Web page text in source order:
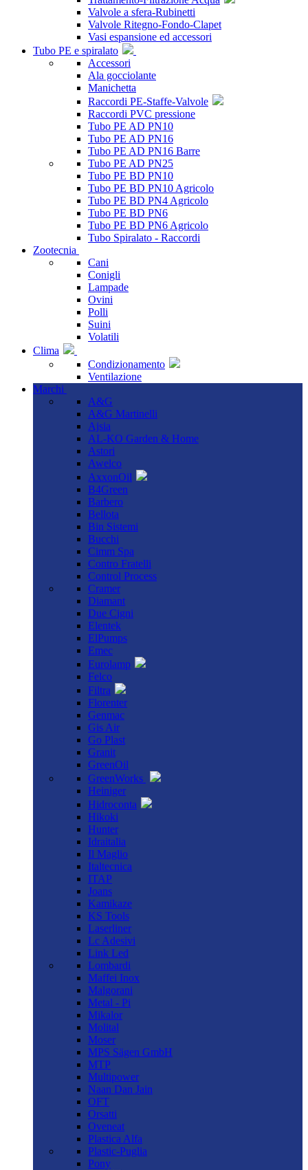
Valvole a sfera-Rubinetti
Valvole Ritegno-Fondo-Clapet
Vasi espansione ed accessori
Tubo PE e spiralato
Accessori
Ala gocciolante
Manichetta
Raccordi PE-Staffe-Valvole
Raccordi PVC pressione
Tubo PE AD PN10
Tubo PE AD PN16
Tubo PE AD PN16 Barre
Tubo PE AD PN25
Tubo PE BD PN10
Tubo PE BD PN10 Agricolo
Tubo PE BD PN4 Agricolo
Tubo PE BD PN6
Tubo PE BD PN6 Agricolo
Tubo Spiralato - Raccordi
Zootecnia
Cani
Conigli
Lampade
Ovini
Polli
Suini
Volatili
Clima
Condizionamento
Ventilazione
Marchi
A&G
A&G Martinelli
Ajsia
AL-KO Garden & Home
Astori
Awelco
AxxonOil
B4Green
Barbero
Bellota
Bin Sistemi
Bucchi
Cimm Spa
Contro Fratelli
Control Process
Cramer
Diamant
Due Cigni
Elentek
ElPumps
Emec
Eurolamp
Felco
Filtra
Florenter
Genmac
Gis Air
Go Plast
Granit
GreenOil
GreenWorks
Heiniger
Hidroconta
Hikoki
Hunter
Idraitalia
Il Maglio
Italtecnica
ITAP
Joans
Kamikaze
KS Tools
Laserliner
Lc Adesivi
Link Led
Lombardi
Maffei Inox
Malgorani
Metal - Pi
Mikalor
Molital
Moser
MPS Sägen GmbH
MTP
Multipower
Naan Dan Jain
OFT
Orsatti
Oveneat
Plastica Alfa
Plastic-Puglia
Pony